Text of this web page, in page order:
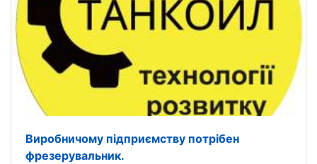
Виробничому підприємству потрібен
фрезерувальник.